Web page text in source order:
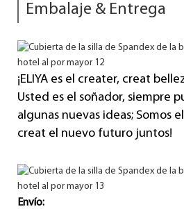
Embalaje & Entrega
¡ELIYA es el creater, creat
Usted es el soñador, siempre
algunas nuevas ideas; Somos
creat el nuevo futuro juntos!
Envío: